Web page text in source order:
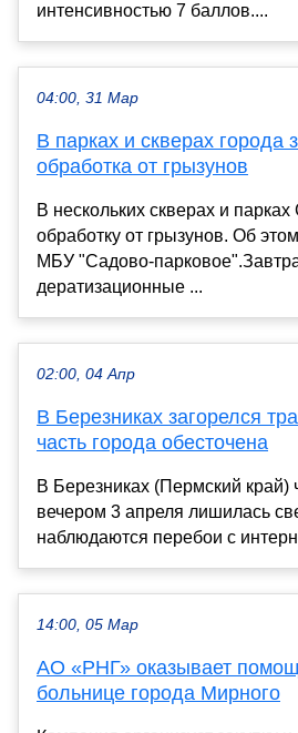
интенсивностью 7 баллов....
04:00, 31 Мар
В парках и скверах города
обработка от грызунов
В нескольких скверах и
обработку от грызунов. Об
МБУ "Садово-
дератизационные ...
02:00, 04 Апр
В Березниках загорелся
часть города обесточена
В Березниках (Пермский край)
вечером 3 апреля лишилась
наблюдаются перебои с
14:00, 05 Мар
АО «РНГ» оказывает
больнице города Мирного